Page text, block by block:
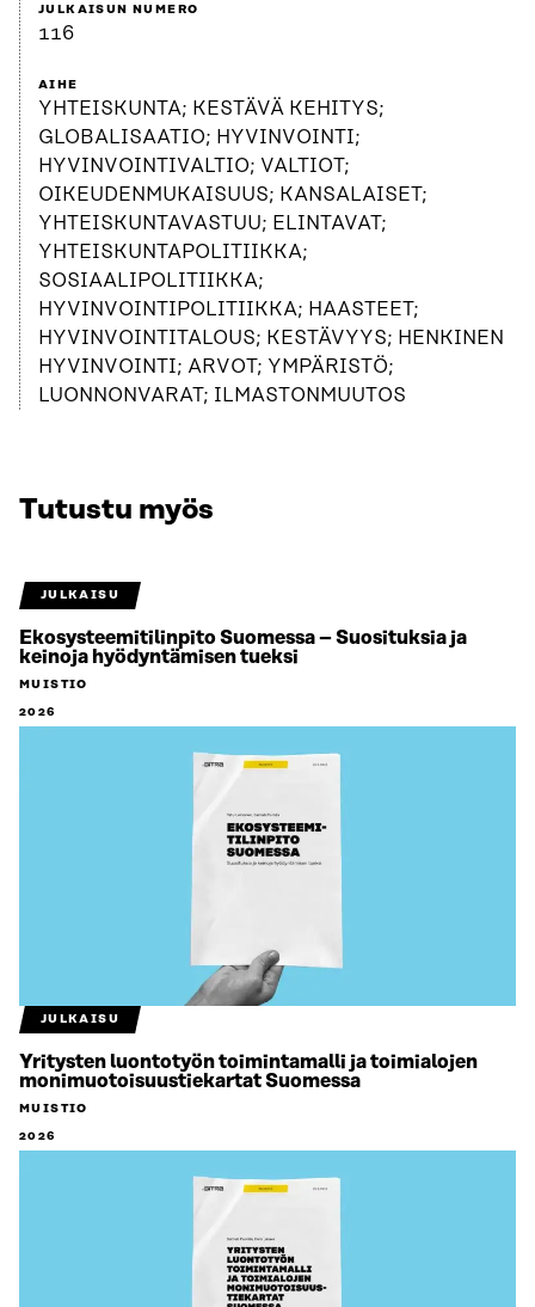
JULKAISUN NUMERO
116
AIHE
YHTEISKUNTA; KESTÄVÄ KEHITYS;
GLOBALISAATIO; HYVINVOINTI;
HYVINVOINTIVALTIO; VALTIOT;
OIKEUDENMUKAISUUS; KANSALAISET;
YHTEISKUNTAVASTUU; ELINTAVAT;
YHTEISKUNTAPOLITIIKKA;
SOSIAALIPOLITIIKKA;
HYVINVOINTIPOLITIIKKA; HAASTEET;
HYVINVOINTITALOUS; KESTÄVYYS; HENKINEN
HYVINVOINTI; ARVOT; YMPÄRISTÖ;
LUONNONVARAT; ILMASTONMUUTOS
Tutustu myös
JULKAISU
Ekosysteemitilinpito Suomessa – Suosituksia ja
keinoja hyödyntämisen tueksi
MUISTIO
2026
JULKAISU
Yritysten luontotyön toimintamalli ja toimialojen
monimuotoisuustiekartat Suomessa
MUISTIO
2026